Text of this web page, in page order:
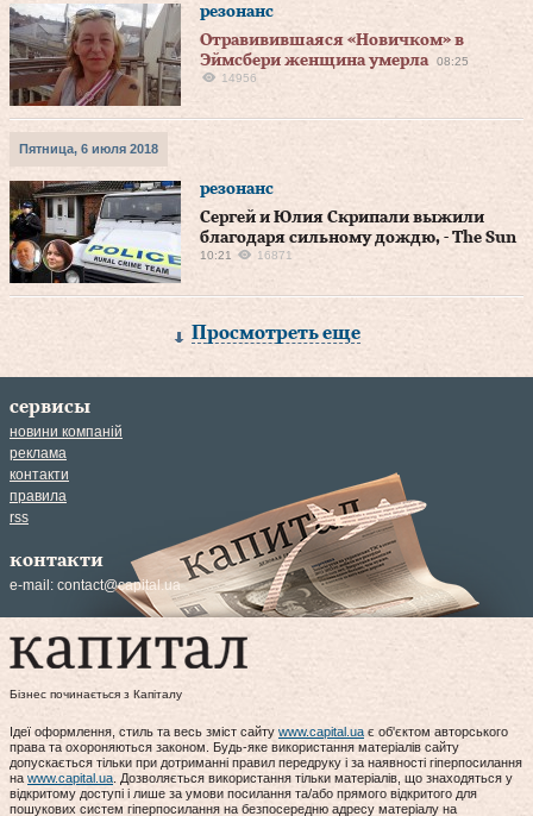
резонанс
Отравивившаяся «Новичком» в
Эймсбери женщина умерла
08:25
14956
Пятница, 6 июля 2018
резонанс
Сергей и Юлия Скрипали выжили
благодаря сильному дождю, - The Sun
10:21 16871
Просмотреть еще
сервисы
новини компаній
реклама
контакти
правила
rss
контакти
e-mail: contact@capital.ua
Бізнес починається з Капіталу
Ідеї оформлення, стиль та весь зміст сайту www.capital.ua є об'єктом авторського
права та охороняються законом. Будь-яке використання матеріалів сайту
допускається тільки при дотриманні правил передруку і за наявності гіперпосилання
на www.capital.ua . Дозволяється використання тільки матеріалів, що знаходяться у
відкритому доступі і лише за умови посилання та/або прямого відкритого для
пошукових систем гіперпосилання на безпосередню адресу матеріалу на